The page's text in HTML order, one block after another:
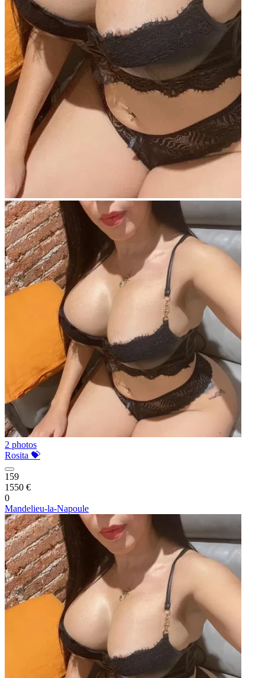
2 photos
Rosita 💝
159
1550 €
0
Mandelieu-la-Napoule